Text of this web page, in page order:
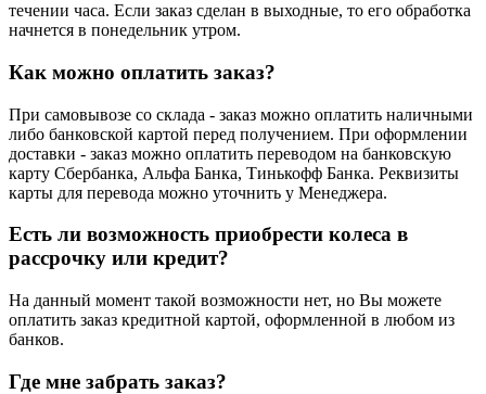
течении часа. Если заказ сделан в выходные, то его обработка
начнется в понедельник утром.
Как можно оплатить заказ?
При самовывозе со склада - заказ можно оплатить наличными
либо банковской картой перед получением. При оформлении
доставки - заказ можно оплатить переводом на банковскую
карту Сбербанка, Альфа Банка, Тинькофф Банка. Реквизиты
карты для перевода можно уточнить у Менеджера.
Есть ли возможность приобрести колеса в
рассрочку или кредит?
На данный момент такой возможности нет, но Вы можете
оплатить заказ кредитной картой, оформленной в любом из
банков.
Где мне забрать заказ?